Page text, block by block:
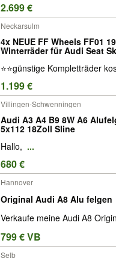
Sommerräder GMP Rebel
2.699 €
Neckarsulm
4x NEUE FF Wheels FF01
Winterräder für Audi Seat
Tiguan 5N Tarraco Kodiaq
Reifen Räder schwarz
Kompletträder ABE 5x112
⭐⭐günstige Kompletträder
1.199 €
Villingen-Schwenningen
Audi A3 A4 B9 8W A6
5x112 18Zoll Sline
Hallo, ...
680 €
Hannover
Original Audi A8 Alu felgen
Verkaufe meine Audi A8
799 € VB
Selb